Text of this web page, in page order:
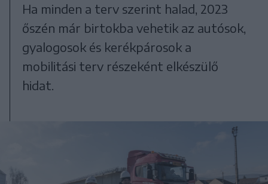
Ha minden a terv szerint halad, 2023
őszén már birtokba vehetik az autósok,
gyalogosok és kerékpárosok a
mobilitási terv részeként elkészülő
hidat.